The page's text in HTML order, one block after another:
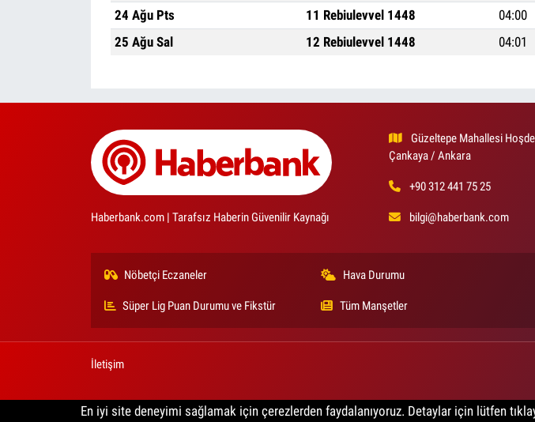
24 Ağu Pts
11 Rebiulevvel 1448 04:00
25 Ağu Sal
12 Rebiulevvel 1448 04:01
Haberbank.com | Tarafsız Haberin Güvenilir Kaynağı
Güzeltepe Mahallesi
Çankaya / Ankara
+90 312 441 75 25
bilgi@haberbank.com
Nöbetçi Eczaneler Hava Durumu
Süper Lig Puan Durumu ve Fikstür Tüm Manşetler
İletişim
En iyi site deneyimi sağlamak için çerezlerden faydalanıyoruz. Detaylar için lütfen